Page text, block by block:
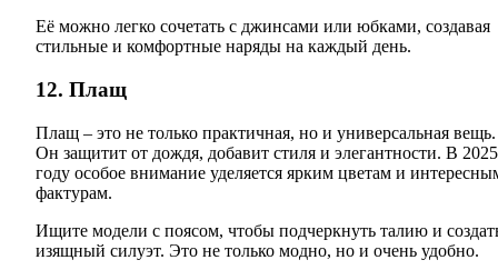
Её можно легко сочетать с джинсами или юбками, создавая
стильные и комфортные наряды на каждый день.
12. Плащ
Плащ – это не только практичная, но и универсальная вещь.
Он защитит от дождя, добавит стиля и элегантности. В 2025
году особое внимание уделяется ярким цветам и
фактурам.
Ищите модели с поясом, чтобы подчеркнуть талию и
изящный силуэт. Это не только модно, но и очень удобно.